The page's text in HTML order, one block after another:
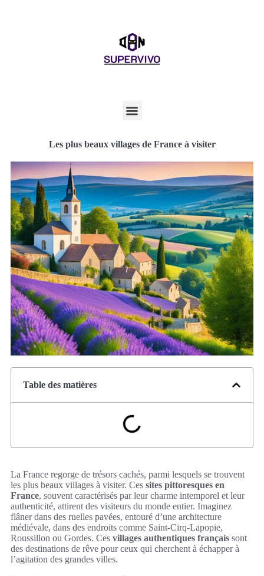
Les plus beaux villages de France à visiter
Table des matières
La France regorge de trésors cachés, parmi lesquels se trouvent
les plus beaux villages à visiter. Ces sites pittoresques en
France, souvent caractérisés par leur charme intemporel et leur
authenticité, attirent des visiteurs du monde entier. Imaginez
flâner dans des ruelles pavées, entouré d’une architecture
médiévale, dans des endroits comme Saint-Cirq-Lapopie,
Roussillon ou Gordes. Ces villages authentiques français sont
des destinations de rêve pour ceux qui cherchent à échapper à
l’agitation des grandes villes.